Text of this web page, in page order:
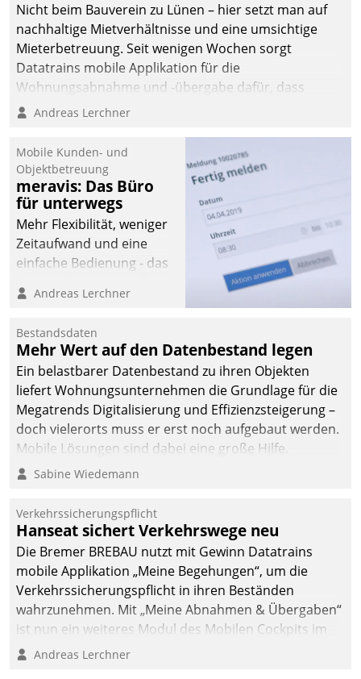
Nicht beim Bauverein zu Lünen – hier setzt man auf
nachhaltige Mietverhältnisse und eine umsichtige
Mieterbetreuung. Seit wenigen Wochen sorgt
Datatrains mobile Applikation für die
Wohnungsabnahme und -übergabe dafür, dass
Mieter wohlgeordnet kommen und, so es sein muss,
Andreas Lerchner
Mobile Kunden- und
Objektbetreuung
meravis: Das Büro
für unterwegs
Mehr Flexibilität, weniger
Zeitaufwand und eine
einfache Bedienung - das
Cockpit für mobile
Datatrain. Die meravis
Wohnungsbau- und
Immobilien GmbH hat
sich dabei für den Betrieb
der Lösung über die SAP
Cloud Platform
entschieden - als erstes
Unternehmen am
Andreas Lerchner
Bestandsdaten
Mehr Wert auf den Datenbestand legen
Ein belastbarer Datenbestand zu ihren Objekten
liefert Wohnungsunternehmen die Grundlage für die
Megatrends Digitalisierung und Effizienzsteigerung –
doch vielerorts muss er erst noch aufgebaut werden.
Mobile Lösungen sind dabei eine große Hilfe.
Sabine Wiedemann
Verkehrssicherungspflicht
Hanseat sichert Verkehrswege neu
Die Bremer BREBAU nutzt mit Gewinn Datatrains
mobile Applikation „Meine Begehungen“, um die
Verkehrssicherungspflicht in ihren Beständen
wahrzunehmen. Mit „Meine Abnahmen & Übergaben“
ist nun ein weiteres Modul des Mobilen Cockpits im
Einsatz.
Andreas Lerchner